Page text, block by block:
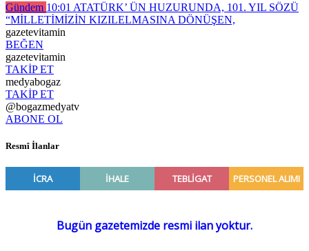
Gündem 10:01 ATATÜRK’ ÜN HUZURUNDA, 101. YIL SÖZÜ
“MİLLETİMİZİN KIZILELMASINA DÖNÜŞEN,
gazetevitamin
BEĞEN
gazetevitamin
TAKİP ET
medyabogaz
TAKİP ET
@bogazmedyatv
ABONE OL
Resmî İlanlar